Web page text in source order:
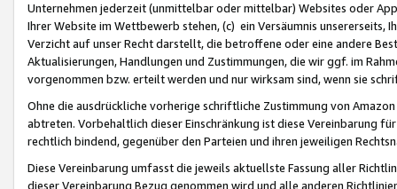
Unternehmen jederzeit (unmittelbar oder mittelbar) Websites oder
Ihrer Website im Wettbewerb stehen, (c) ein Versäumnis unsererseits,
Verzicht auf unser Recht darstellt, die betroffene oder eine andere
Aktualisierungen, Handlungen und Zustimmungen, die wir ggf. im
vorgenommen bzw. erteilt werden und nur wirksam sind, wenn sie
Ohne die ausdrückliche vorherige schriftliche Zustimmung von
abtreten. Vorbehaltlich dieser Einschränkung ist diese Vereinbarung
rechtlich bindend, gegenüber den Parteien und ihren jeweiligen
Diese Vereinbarung umfasst die jeweils aktuellste Fassung aller
dieser Vereinbarung Bezug genommen wird und alle anderen